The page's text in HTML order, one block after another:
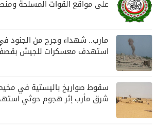
على مواقع القوات المسلحة
مارب.. شهداء وجرح من الجنود
استهدف معسكرات للجيش
سقوط صواريخ باليستية في مخيم
شرق مأرب إثر هجوم حوثي